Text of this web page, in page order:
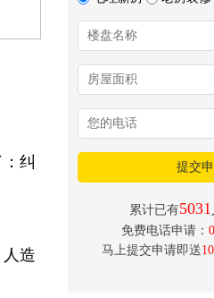
纠
造
提交
累计已有5031
免费电话申请：
马上提交申请即送